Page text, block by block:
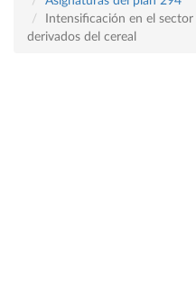
Intensificación en el
derivados del cereal